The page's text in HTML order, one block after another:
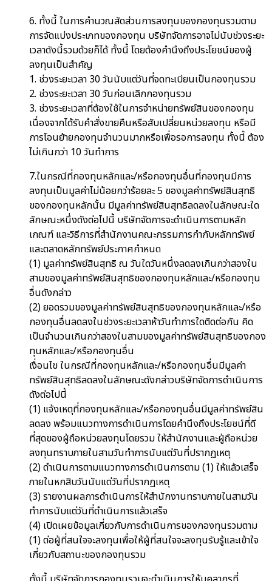
6. ทั้งนี้ ในการคำนวณสัดส่วนการลงทุนของกองทุนรวมตาม
การจัดแบ่งประเภทของกองทุน บริษัทจัดการอาจไม่นับช่วงระยะ
เวลาดังนี้รวมด้วยก็ได้ ทั้งนี้ โดยต้องคำนึงถึงประโยชน์ของผู้
ลงทุนเป็นสำคัญ
1. ช่วงระยะเวลา 30 วันนับแต่วันที่จดทะเบียนเป็นกองทุนรวม
2. ช่วงระยะเวลา 30 วันก่อนเลิกกองทุนรวม
3. ช่วงระยะเวลาที่ต้องใช้ในการจำหน่ายทรัพย์สินของกองทุน
เนื่องจากได้รับคำสั่งขายคืนหรือสับเปลี่ยนหน่วยลงทุน หรือมี
การโอนย้ายกองทุนจำนวนมากหรือเพื่อรอการลงทุน ทั้งนี้ ต้อง
ไม่เกินกว่า 10 วันทำการ
7.ในกรณีที่กองทุนหลักและ/หรือกองทุนอื่นที่กองทุนมีการ
ลงทุนเป็นมูลค่าไม่น้อยกว่าร้อยละ 5 ของมูลค่าทรัพย์สินสุทธิ
ของกองทุนหลักนั้น มีมูลค่าทรัพย์สินสุทธิลดลงในลักษณะใด
ลักษณะหนึ่งดังต่อไปนี้ บริษัทจัดการจะดำเนินการตามหลัก
เกณฑ์ และวิธีการที่สำนักงานคณะกรรมการกำกับหลักทรัพย์
และตลาดหลักทรัพย์ประกาศกำหนด
(1) มูลค่าทรัพย์สินสุทธิ ณ วันใดวันหนึ่งลดลงเกินกว่าสองใน
สามของมูลค่าทรัพย์สินสุทธิของกองทุนหลักและ/หรือกองทุน
อื่นดังกล่าว
(2) ยอดรวมของมูลค่าทรัพย์สินสุทธิของกองทุนหลักและ/หรือ
กองทุนอื่นลดลงในช่วงระยะเวลาห้าวันทำการใดติดต่อกัน คิด
เป็นจำนวนเกินกว่าสองในสามของมูลค่าทรัพย์สินสุทธิของกอง
ทุนหลักและ/หรือกองทุนอื่น
เงื่อนไข ในกรณีที่กองทุนหลักและ/หรือกองทุนอื่นมีมูลค่า
ทรัพย์สินสุทธิลดลงในลักษณะดังกล่าวบริษัทจัดการดำเนินการ
ดังต่อไปนี้
(1) แจ้งเหตุที่กองทุนหลักและ/หรือกองทุนอื่นมีมูลค่าทรัพย์สิน
ลดลง พร้อมแนวทางการดำเนินการโดยคำนึงถึงประโยชน์ที่ดี
ที่สุดของผู้ถือหน่วยลงทุนโดยรวม ให้สำนักงานและผู้ถือหน่วย
ลงทุนทราบภายในสามวันทำการนับแต่วันที่ปรากฏเหตุ
(2) ดำเนินการตามแนวทางการดำเนินการตาม (1) ให้แล้วเสร็จ
ภายในหกสิบวันนับแต่วันที่ปรากฏเหตุ
(3) รายงานผลการดำเนินการให้สำนักงานทราบภายในสามวัน
ทำการนับแต่วันที่ดำเนินการแล้วเสร็จ
(4) เปิดเผยข้อมูลเกี่ยวกับการดำเนินการของกองทุนรวมตาม
(1) ต่อผู้ที่สนใจจะลงทุนเพื่อให้ผู้ที่สนใจจะลงทุนรับรู้และเข้าใจ
เกี่ยวกับสถานะของกองทุนรวม